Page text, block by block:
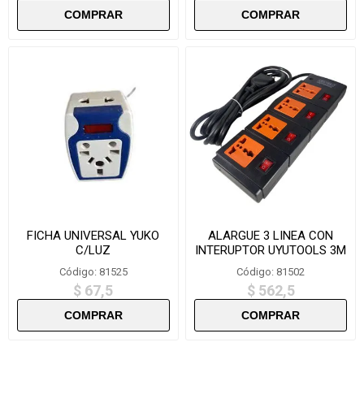
FICHA UNIVERSAL YUKO
C/LUZ
Código: 81525
$ 67,5
ALARGUE 3 LINEA CON
INTERUPTOR UYUTOOLS 3M
AGM104
Código: 81502
$ 562,5